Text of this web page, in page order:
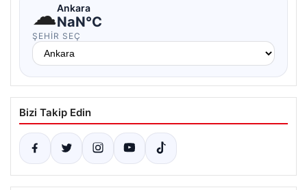
☁Ankara
NaN°C
ŞEHIR SEÇ
Bizi Takip Edin